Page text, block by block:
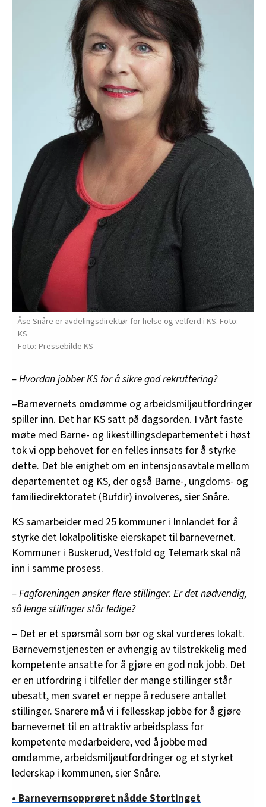
Åse Snåre er avdelingsdirektør for helse og velferd i KS. Foto:
KS
Pressebilde KS
– Hvordan jobber KS for å sikre god rekruttering?
–Barnevernets omdømme og arbeidsmiljøutfordringer
spiller inn. Det har KS satt på dagsorden. I vårt faste
møte med Barne- og likestillingsdepartementet i høst
tok vi opp behovet for en felles innsats for å styrke
dette. Det ble enighet om en intensjonsavtale mellom
departementet og KS, der også Barne-, ungdoms- og
familiedirektoratet (Bufdir) involveres, sier Snåre.
KS samarbeider med 25 kommuner i Innlandet for å
styrke det lokalpolitiske eierskapet til barnevernet.
Kommuner i Buskerud, Vestfold og Telemark skal nå
inn i samme prosess.
– Fagforeningen ønsker flere stillinger. Er det nødvendig,
så lenge stillinger står ledige?
– Det er et spørsmål som bør og skal vurderes lokalt.
Barnevernstjenesten er avhengig av tilstrekkelig med
kompetente ansatte for å gjøre en god nok jobb. Det
er en utfordring i tilfeller der mange stillinger står
ubesatt, men svaret er neppe å redusere antallet
stillinger. Snarere må vi i fellesskap jobbe for å gjøre
barnevernet til en attraktiv arbeidsplass for
kompetente medarbeidere, ved å jobbe med
omdømme, arbeidsmiljøutfordringer og et styrket
lederskap i kommunen, sier Snåre.
• Barnevernsopprøret nådde Stortinget